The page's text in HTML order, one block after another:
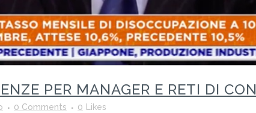
PER MANAGER E RETI DI
0 Comments 0 Likes